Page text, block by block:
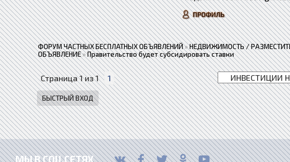
ФОРУМ ЧАСТНЫХ БЕСПЛАТНЫХ ОБЪЯВЛЕНИЙ»НЕДВИЖИМОСТЬ /
ОБЪЯВЛЕНИЕ»Правительство будет субсидировать ставки
Страница1из1
1
МЫ В СОЦ.СЕТЯХ